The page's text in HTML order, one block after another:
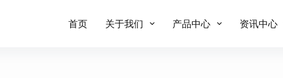
首页 关于我们 产品中心 资讯中心